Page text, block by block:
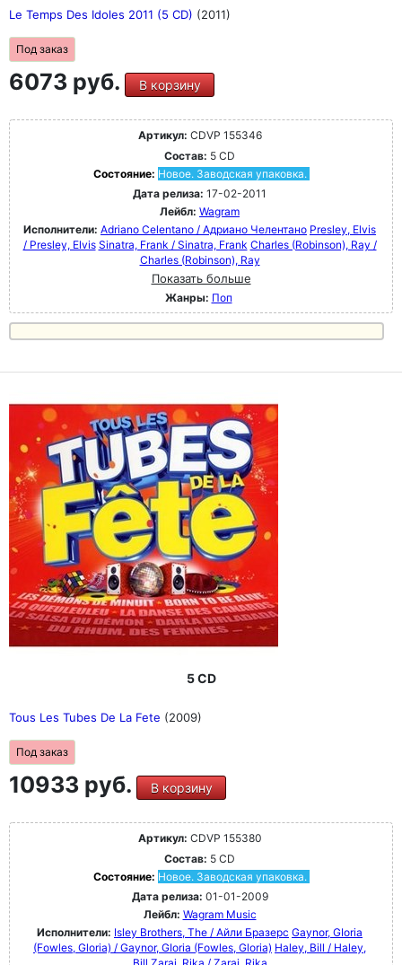
Le Temps Des Idoles 2011 (5 CD) (2011)
Под заказ
6073 руб. В корзину
Артикул: CDVP 155346
Состав: 5 CD
Состояние: Новое. Заводская упаковка.
Дата релиза: 17-02-2011
Лейбл: Wagram
Исполнители: Adriano Celentano / Адриано Челентано Presley, Elvis
/ Presley, Elvis Sinatra, Frank / Sinatra, Frank Charles (Robinson), Ray /
Charles (Robinson), Ray
Показать больше
Жанры: Поп
5 CD
Tous Les Tubes De La Fete (2009)
Под заказ
10933 руб. В корзину
Артикул: CDVP 155380
Состав: 5 CD
Состояние: Новое. Заводская упаковка.
Дата релиза: 01-01-2009
Лейбл: Wagram Music
Исполнители: Isley Brothers, The / Айли Бразерс Gaynor, GIoria
(Fowles, Gloria) / Gaynor, GIoria (Fowles, Gloria) Haley, Bill / Haley,